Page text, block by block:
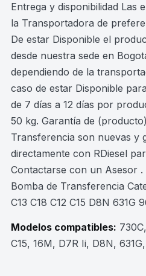
Entrega y disponibilidad Las
la Transportadora de
De estar Disponible el
desde nuestra sede en
dependiendo de la
caso de estar Disponible
de 7 días a 12 días por
50 kg. Garantía de
Transferencia son nuevas y
directamente con RDiesel
Contactarse con un Asesor
Bomba de Transferencia
C13 C18 C12 C15 D8N 631G
Modelos compatibles:
C15, 16M, D7R Ii, D8N,